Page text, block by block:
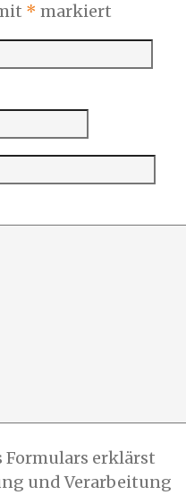
* markiert
erklärst
und Verarbeitung